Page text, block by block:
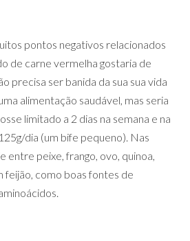
pontos negativos relacionados
de carne vermelha gostaria de
precisa ser banida da sua sua vida
alimentação saudável, mas seria
limitado a 2 dias na semana e na
dia (um bife pequeno). Nas
entre peixe, frango, ovo, quinoa,
feijão, como boas fontes de